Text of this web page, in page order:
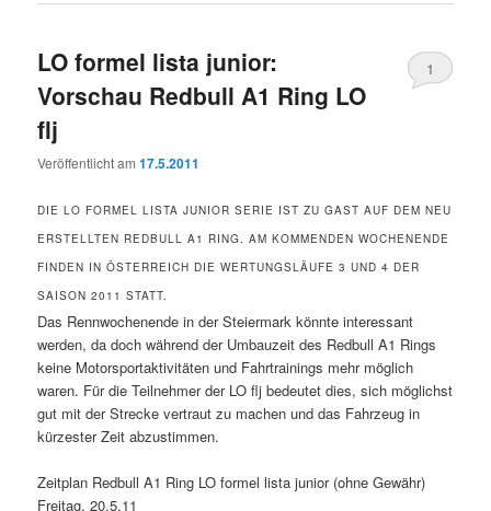
LO formel lista junior:
Vorschau Redbull A1 Ring LO
flj
Veröffentlicht am17.5.2011
1
DIE LO FORMEL LISTA JUNIOR SERIE IST ZU GAST AUF DEM NEU
ERSTELLTEN REDBULL A1 RING. AM KOMMENDEN WOCHENENDE
FINDEN IN ÖSTERREICH DIE WERTUNGSLÄUFE 3 UND 4 DER
SAISON 2011 STATT.
Das Rennwochenende in der Steiermark könnte interessant
werden, da doch während der Umbauzeit des Redbull A1 Rings
keine Motorsportaktivitäten und Fahrtrainings mehr möglich
waren. Für die Teilnehmer der LO flj bedeutet dies, sich möglichst
gut mit der Strecke vertraut zu machen und das Fahrzeug in
kürzester Zeit abzustimmen.
Zeitplan Redbull A1 Ring LO formel lista junior (ohne Gewähr)
Freitag, 20.5.11